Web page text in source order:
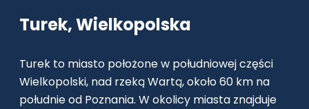
Turek, Wielkopolska
Turek to miasto położone w południowej części
Wielkopolski, nad rzeką Wartą, około 60 km na
południe od Poznania. W okolicy miasta znajduje